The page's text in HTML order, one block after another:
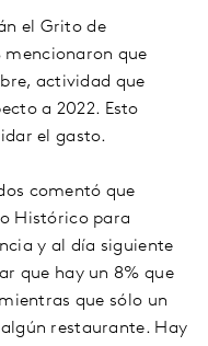
el Grito de
mencionaron que
actividad que
a 2022. Esto
el gasto.
comentó que
Histórico para
y al día siguiente
que hay un 8% que
que sólo un
restaurante. Hay